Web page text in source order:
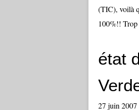
(TIC), voilà
100%!! Trop
état
27 juin 2007